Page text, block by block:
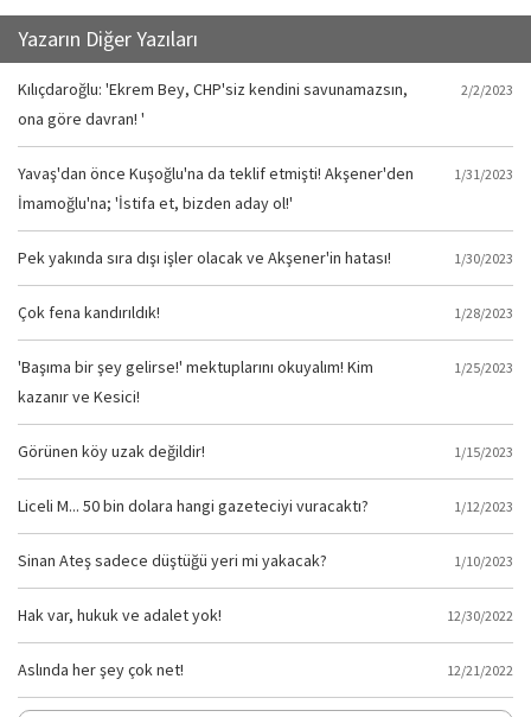
Yazarın Diğer Yazıları
Kılıçdaroğlu: 'Ekrem Bey, CHP'siz kendini savunamazsın,
ona göre davran! '
2/2/2023
Yavaş'dan önce Kuşoğlu'na da teklif etmişti! Akşener'den
İmamoğlu'na; 'İstifa et, bizden aday ol!'
1/31/2023
Pek yakında sıra dışı işler olacak ve Akşener'in hatası! 1/30/2023
Çok fena kandırıldık! 1/28/2023
'Başıma bir şey gelirse!' mektuplarını okuyalım! Kim
kazanır ve Kesici!
1/25/2023
Görünen köy uzak değildir! 1/15/2023
Liceli M... 50 bin dolara hangi gazeteciyi vuracaktı? 1/12/2023
Sinan Ateş sadece düştüğü yeri mi yakacak? 1/10/2023
Hak var, hukuk ve adalet yok! 12/30/2022
Aslında her şey çok net! 12/21/2022